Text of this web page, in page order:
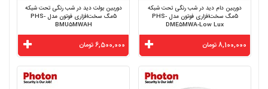
دوربین دام دید در شب رنگی تحت شبکه
5مگ سخت‌افزاری فوتون مدل PHS-
DME5MWA-Low Lux
8,100,000 تومان
دوربین بولت دید در شب رنگی تحت شبکه
5مگ سخت‌افزاری فوتون مدل PHS-
BMU5MWAH
6,500,000 تومان